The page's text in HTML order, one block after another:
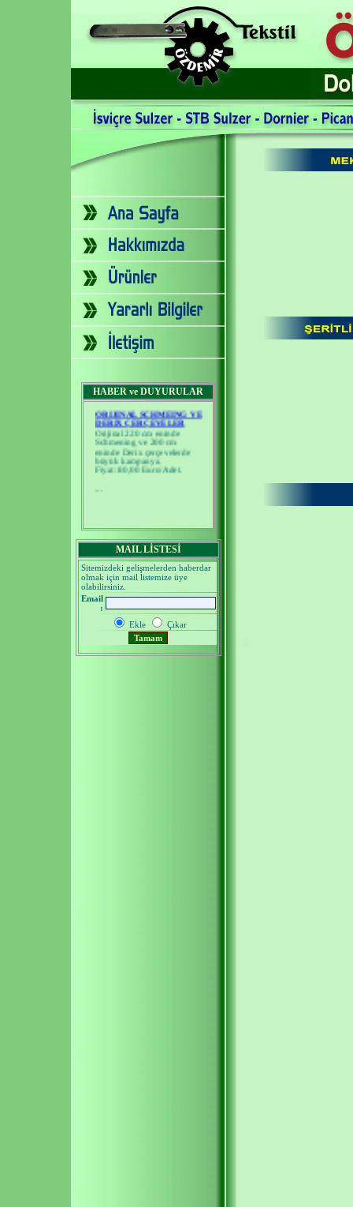
HABER ve DUYURULAR
DERIX ÇERÇEVELER
Orijinal 220 cm eninde
Schmening ve 200 cm
eninde Derix çerçevelerde
büyük kampanya.
Fiyat: 80,00 Euro/Adet.
MAIL LİSTESİ
Sitemizdeki gelişmelerden haberdar
olmak için mail listemize üye
olabilirsiniz.
Email
:
Ekle
Çıkar